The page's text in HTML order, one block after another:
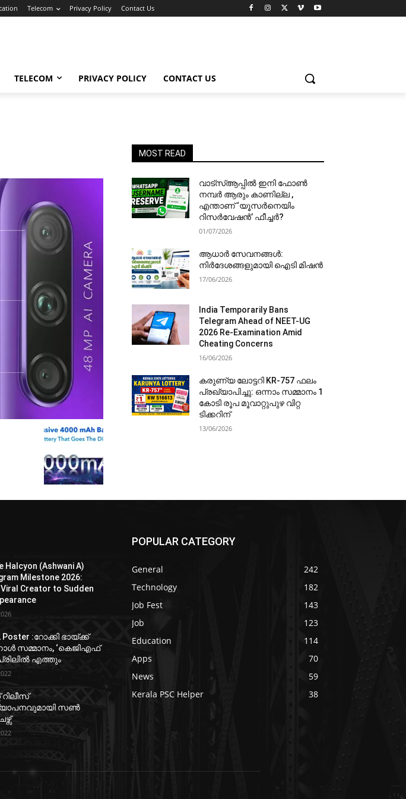
Telecom Privacy Policy Contact Us
TELECOM PRIVACY POLICY CONTACT US
MOST READ
വാട്‌സ്ആപ്പിൽ ഇനി ഫോൺ
നമ്പർ ആരും കാണില്ല ,
എന്താണ് ‘യൂസർനെയിം
റിസർവേഷൻ’ ഫീച്ചർ?
01/07/2026
ആധാർ സേവനങ്ങൾ:
നിർദേശങ്ങളുമായി ഐടി മിഷൻ
17/06/2026
India Temporarily Bans
Telegram Ahead of NEET-UG
2026 Re-Examination Amid
Cheating Concerns
16/06/2026
കരുണ്യ ലോട്ടറി KR-757 ഫലം
പ്രഖ്യാപിച്ചു: ഒന്നാം സമ്മാനം 1
കോടി രൂപ മൂവാറ്റുപുഴ വിറ്റ
ടിക്കറിന്
13/06/2026
Halcyon (Ashwani A)
Milestone 2026:
Creator to Sudden
Poster :റോക്കി ഭായ്ക്ക്
സമ്മാനം, ‘കെജിഎഫ്
എത്തും
റിലീസ്
സണ്‍
POPULAR CATEGORY
General
242
Technology
182
Job Fest
143
Job
123
Education
114
Apps
70
News
59
Kerala PSC Helper
38